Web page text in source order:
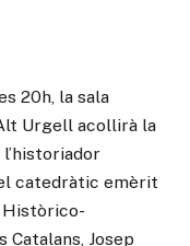
20h, la sala
Urgell acollirà la
l’historiador
catedràtic emèrit
Històrico-
Catalans, Josep